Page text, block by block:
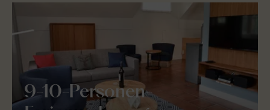
9-10-Personen-